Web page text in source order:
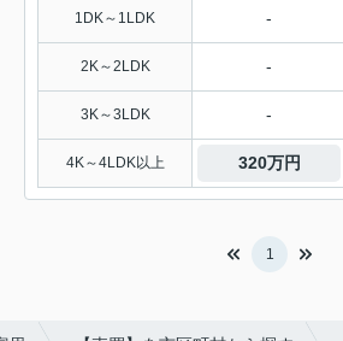
1DK～1LDK -
2K～2LDK -
3K～3LDK -
4K～4LDK以上 320万円
1